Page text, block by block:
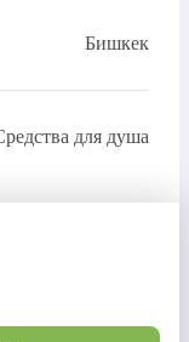
Бишкек
для душа